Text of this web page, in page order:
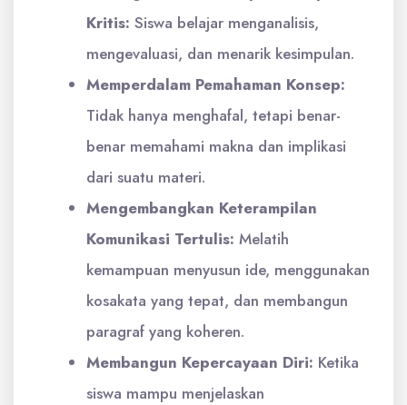
Kritis: Siswa belajar menganalisis,
mengevaluasi, dan menarik kesimpulan.
Memperdalam Pemahaman Konsep:
Tidak hanya menghafal, tetapi benar-
benar memahami makna dan implikasi
dari suatu materi.
Mengembangkan Keterampilan
Komunikasi Tertulis: Melatih
kemampuan menyusun ide, menggunakan
kosakata yang tepat, dan membangun
paragraf yang koheren.
Membangun Kepercayaan Diri: Ketika
siswa mampu menjelaskan